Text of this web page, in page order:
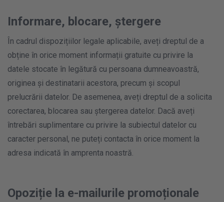
Informare, blocare, ștergere
În cadrul dispozițiilor legale aplicabile, aveți dreptul de a
obține în orice moment informații gratuite cu privire la
datele stocate în legătură cu persoana dumneavoastră,
originea și destinatarii acestora, precum și scopul
prelucrării datelor. De asemenea, aveți dreptul de a solicita
corectarea, blocarea sau ștergerea datelor. Dacă aveți
întrebări suplimentare cu privire la subiectul datelor cu
caracter personal, ne puteți contacta în orice moment la
adresa indicată în amprenta noastră.
Opoziție la e-mailurile promoționale